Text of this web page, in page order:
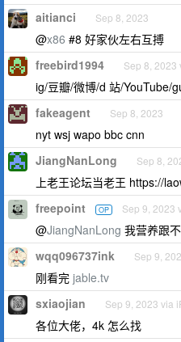
aitianci Sep 8, 2023
@x86 #8 好家伙左右互搏
freebird1994 Sep 8, 2023
ig/豆瓣/微博/d 站/YouTube/
fakeagent Sep 8, 2023
nyt wsj wapo bbc cnn
JiangNanLong Sep 8,
上老王论坛当老王 https://
freepoint OP Sep 9, 2023
@JiangNanLong 我营养跟
wqq096737ink Sep 9,
刚看完 jable.tv
sxiaojian Sep 9, 2023 via
各位大佬，4k 怎么找